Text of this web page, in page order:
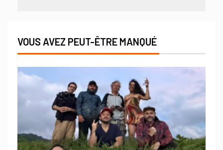
VOUS AVEZ PEUT-ÊTRE MANQUÉ